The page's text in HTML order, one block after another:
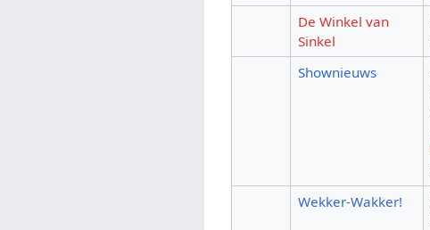
De Winkel van
Sinkel
Shownieuws
Wekker-Wakker!